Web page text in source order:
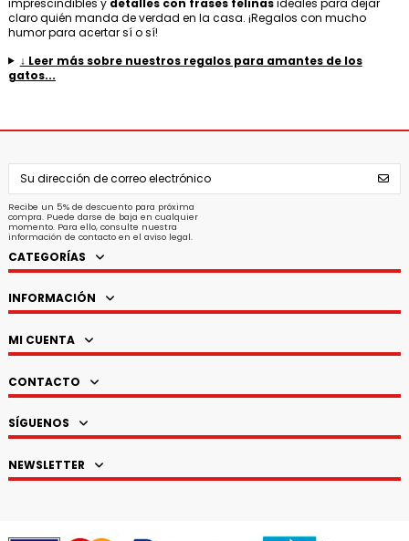
claro quién manda de verdad en la casa. ¡Regalos con mucho
humor para acertar sí o sí!
↓ Leer más sobre nuestros regalos para amantes de los
gatos...
Recibe un 5% de descuento para próxima
compra. Puede darse de baja en cualquier
momento. Para ello, consulte nuestra
información de contacto en el aviso legal.
CATEGORÍAS
INFORMACIÓN
MI CUENTA
CONTACTO
SÍGUENOS
NEWSLETTER